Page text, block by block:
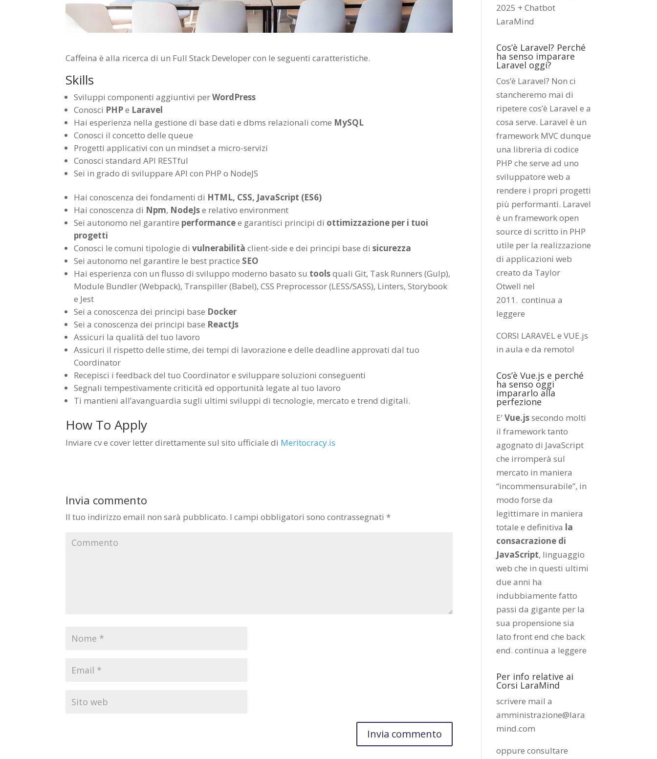
Caffeina è alla ricerca di un Full Stack Developer con le seguenti caratteristiche.
Skills
Sviluppi componenti aggiuntivi perWordPress
Conosci PHPe Laravel
Hai esperienza nella gestione di base dati e dbms relazionali come MySQL
Conosci il concetto delle queue
Progetti applicativi con un mindset a micro-servizi
Conosci standard API RESTful
Sei in grado di sviluppare API con PHP o NodeJS
Hai conoscenza dei fondamenti di HTML, CSS, JavaScript (ES6)
Hai conoscenza di Npm, NodeJse relativo environment
Sei autonomo nel garantire performancee garantisci principi di ottimizzazione per i tuoi
progetti
Conosci le comuni tipologie divulnerabilità client-side e dei principi base disicurezza
Sei autonomo nel garantire le best practice SEO
Hai esperienza con un flusso di sviluppo moderno basato su toolsquali Git, Task Runners (Gulp),
Module Bundler (Webpack), Transpiller (Babel), CSS Preprocessor (LESS/SASS), Linters, Storybook
e Jest
Sei a conoscenza dei principi base Docker
Sei a conoscenza dei principi base ReactJs
Assicuri la qualità del tuo lavoro
Assicuri il rispetto delle stime, dei tempi di lavorazione e delle deadline approvati dal tuo
Coordinator
Recepisci i feedback del tuo Coordinator e sviluppare soluzioni conseguenti
Segnali tempestivamente criticità ed opportunità legate al tuo lavoro
Ti mantieni all’avanguardia sugli ultimi sviluppi di tecnologie, mercato e trend digitali.
How To Apply
Inviare cv e cover letter direttamente sul sito ufficiale di Meritocracy.is
Invia commento
Il tuo indirizzo email non sarà pubblicato. I campi obbligatori sono contrassegnati *
2025 + Chatbot
LaraMind
Cos’è Laravel? Perché
ha senso imparare
Laravel oggi?
Cos’è Laravel? Non ci
stancheremo mai di
ripetere cos’è Laravel e a
cosa serve. Laravel è un
framework MVC dunque
una libreria di codice
PHP che serve ad uno
sviluppatore web a
rendere i propri progetti
più performanti. Laravel
è un framework open
source di scritto in PHP
utile per la realizzazione
di applicazioni web
creato da Taylor
Otwell nel
2011.continua a
leggere
CORSI LARAVEL e VUE.js
in aula e da remoto!
Cos’è Vue.js e perché
ha senso oggi
impararlo alla
perfezione
E’Vue.jssecondo molti
il framework tanto
agognato di JavaScript
che irromperà sul
mercato in maniera
“incommensurabile”, in
modo forse da
legittimare in maniera
totale e definitiva la
consacrazione di
JavaScript, linguaggio
web che in questi ultimi
due anni ha
indubbiamente fatto
passi da gigante per la
sua propensione sia
lato front end che back
end.continua a leggere
Per info relative ai
Corsi LaraMind
scrivere mail a
amministrazione@lara
mind.com
oppure consultare